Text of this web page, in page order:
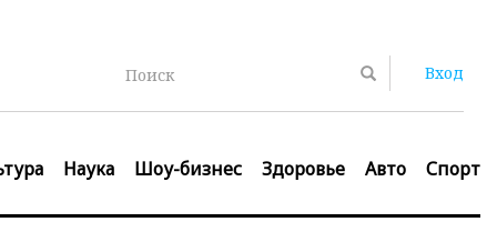
Вход
Наука Шоу-бизнес Здоровье Авто Спорт